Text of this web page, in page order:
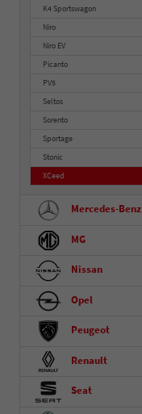
K4 Sportswagon
Niro
Niro EV
Picanto
PV5
Seltos
Sorento
Sportage
Stonic
XCeed
Mercedes-Benz
MG
Nissan
Opel
Peugeot
Renault
Seat